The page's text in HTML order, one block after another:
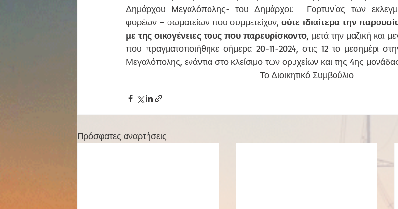
Δημάρχου Μεγαλόπολης- του Δημάρχου  Γορτυνίας των
φορέων – σωματείων που συμμετείχαν, ούτε ιδιαίτερα την
με της οικογένειες τους που παρευρίσκοντο, μετά την μαζική και
που πραγματοποιήθηκε σήμερα 20-11-2024, στις 12 το μεσημέρι
Μεγαλόπολης, ενάντια στο κλείσιμο των ορυχείων και της 4ης
Το Διοικητικό Συμβούλιο
Πρόσφατες αναρτήσεις